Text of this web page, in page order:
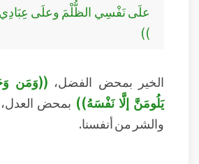
علَى نَفْسِي الظُّلْمَ وعلَى عِبَادِي،
))
الخير بمحض الفضل، ((وَمَن
يَلُومَنَّ إلَّا نَفْسَهُ)) بمحض العدل،
والشر من أنفسنا.